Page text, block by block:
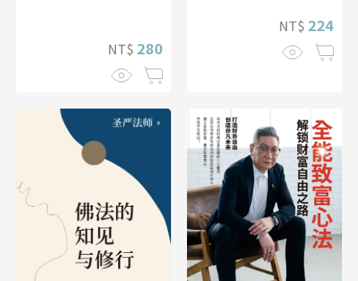
NT$ 280
NT$ 224